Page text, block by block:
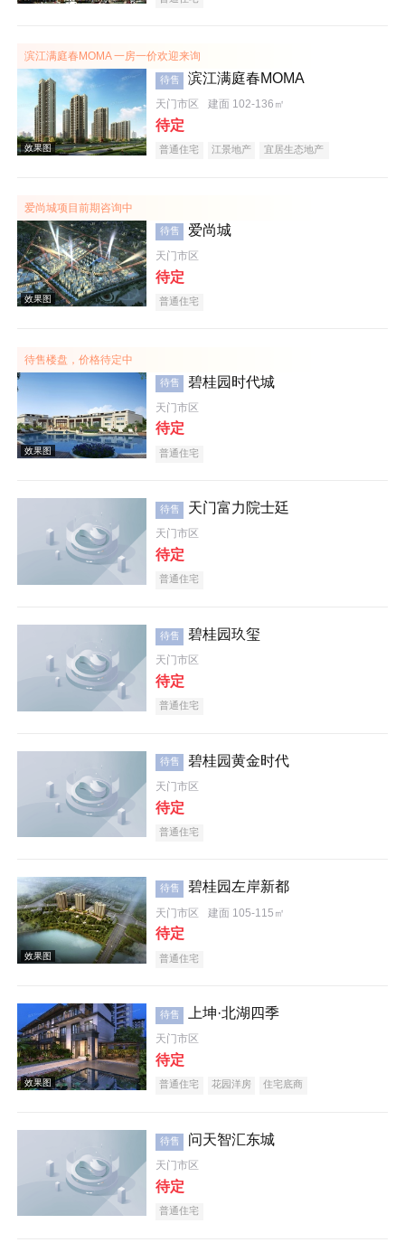
效果图
效果图
滨江满庭春MOMA 一房一价欢迎来询
效果图
待售 滨江满庭春MOMA
天门市区 建面 102-136㎡
待定
普通住宅 江景地产 宜居生态地产
爱尚城项目前期咨询中
待售 爱尚城
天门市区
待定
普通住宅
待售楼盘，价格待定中
效果图
待售 碧桂园时代城
天门市区
待定
普通住宅
待售 天门富力院士廷
天门市区
待定
普通住宅
待售 碧桂园玖玺
天门市区
待定
普通住宅
待售 碧桂园黄金时代
天门市区
待定
普通住宅
待售 碧桂园左岸新都
天门市区 建面 105-115㎡
待定
普通住宅
待售 上坤·北湖四季
天门市区
待定
普通住宅 花园洋房 住宅底商
待售 问天智汇东城
天门市区
待定
普通住宅